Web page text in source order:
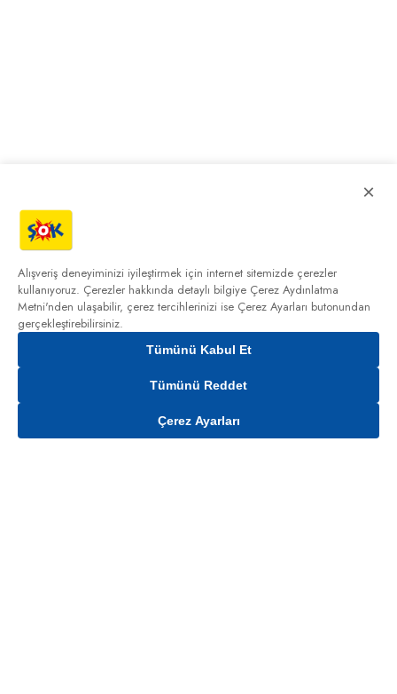
Gelince Haber Ver
×
Alışveriş deneyiminizi iyileştirmek için internet sitemizde çerezler
kullanıyoruz. Çerezler hakkında detaylı bilgiye Çerez Aydınlatma
Metni'nden ulaşabilir, çerez tercihlerinizi ise Çerez Ayarları butonundan
gerçekleştirebilirsiniz.
Tümünü Kabul Et
Tümünü Reddet
Çerez Ayarları